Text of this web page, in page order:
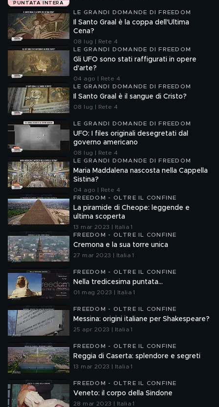
PUNTATA INTERA
LE GRANDI DOMANDE DI FREEDOM
Il Santo Graal è la coppa dell'Ultima
Cena?
08 lug | Rete 4
LE GRANDI DOMANDE DI FREEDOM
Gli UFO sono stati raffigurati in opere
d'arte?
04 ago | Rete 4
LE GRANDI DOMANDE DI FREEDOM
Il Santo Graal è il sangue di Cristo?
08 lug | Rete 4
LE GRANDI DOMANDE DI FREEDOM
UFO: I files originali desegretati dal
governo americano
08 lug | Rete 4
LE GRANDI DOMANDE DI FREEDOM
Maria Maddalena nascosta nella Cappella
Sistina?
04 ago | Rete 4
FREEDOM - OLTRE IL CONFINE
La piramide di Cheope: leggende e
ultima scoperta
13 mar 2023 | Italia 1
FREEDOM - OLTRE IL CONFINE
Cremona e la sua torre unica
27 mar 2023 | Italia 1
FREEDOM - OLTRE IL CONFINE
Nella tredicesima puntata...
01 mag 2023 | Italia 1
FREEDOM - OLTRE IL CONFINE
Messina: origini italiane per Shakespeare?
25 apr 2023 | Italia 1
FREEDOM - OLTRE IL CONFINE
Reggia di Caserta: splendore e segreti
13 mar 2023 | Italia 1
FREEDOM - OLTRE IL CONFINE
Veneto: il corpo della Sindone
28 mar 2023 | Italia 1